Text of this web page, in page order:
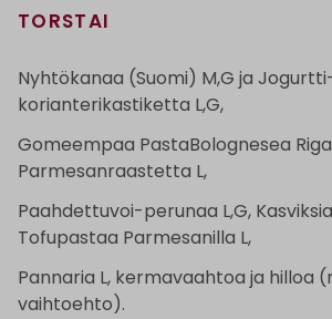
TORSTAI
Nyhtökanaa (Suomi) M,G ja
korianterikastiketta L,G,
Gomeempaa PastaBolognesea
Parmesanraastetta L,
Paahdettuvoi-perunaa L,G, Kasviksia
Tofupastaa Parmesanilla L,
Pannaria L, kermavaahtoa ja hilloa
vaihtoehto).